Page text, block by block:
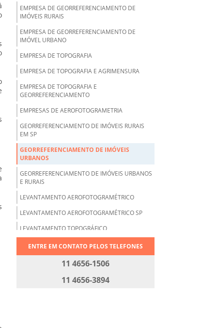
EMPRESA DE GEORREFERENCIAMENTO DE
IMÓVEIS RURAIS
EMPRESA DE GEORREFERENCIAMENTO DE
IMÓVEL URBANO
EMPRESA DE TOPOGRAFIA
EMPRESA DE TOPOGRAFIA E AGRIMENSURA
EMPRESA DE TOPOGRAFIA E
GEORREFERENCIAMENTO
EMPRESAS DE AEROFOTOGRAMETRIA
GEORREFERENCIAMENTO DE IMÓVEIS RURAIS
EM SP
GEORREFERENCIAMENTO DE IMÓVEIS
URBANOS
GEORREFERENCIAMENTO DE IMÓVEIS URBANOS
E RURAIS
LEVANTAMENTO AEROFOTOGRAMÉTRICO
LEVANTAMENTO AEROFOTOGRAMÉTRICO SP
LEVANTAMENTO TOPOGRÁFICO
LEVANTAMENTO TOPOGRÁFICO ALTIMÉTRICO
LEVANTAMENTO TOPOGRÁFICO CADASTRAL
GEORREFERENCIADO
ENTRE EM CONTATO PELOS TELEFONES
11 4656-1506
11 4656-3894